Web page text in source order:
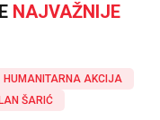
NAJVAŽNIJE
HUMANITARNA AKCIJA
ŠARIĆ